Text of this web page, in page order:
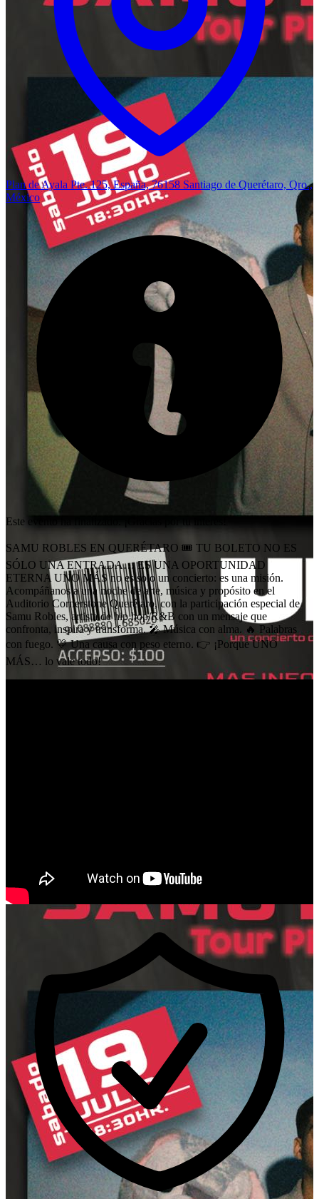
Plan de Ayala Pte. 125, España, 76158 Santiago de Querétaro, Qro.,
México
Este evento ha finalizado. ¡Gracias por tu interés!
SAMU ROBLES EN QUERÉTARO 🎟️ TU BOLETO NO ES
SÓLO UNA ENTRADA… ES UNA OPORTUNIDAD
ETERNA UNO MÁS no es solo un concierto: es una misión.
Acompáñanos a una noche de arte, música y propósito en el
Auditorio Cornerstone Querétaro, con la participación especial de
Samu Robles, artista de hip hop/R&B con un mensaje que
confronta, inspira y transforma. 🎤 Música con alma. 🔥 Palabras
con fuego. 💛 Una causa con peso eterno. 👉 ¡Porque UNO
MÁS… lo vale todo!